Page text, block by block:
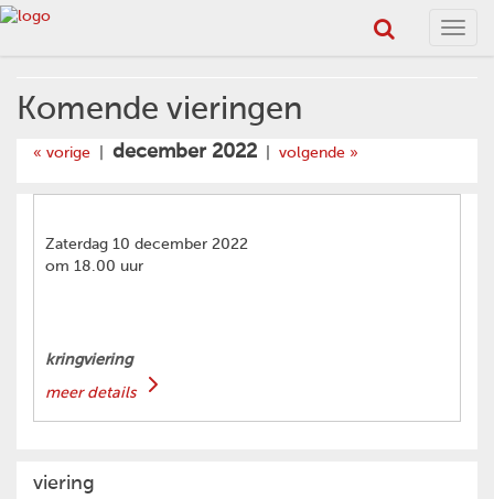
Komende vieringen
« vorige december 2022 volgende »
Zaterdag 10 december 2022
om 18.00 uur
kringviering
meer details
viering